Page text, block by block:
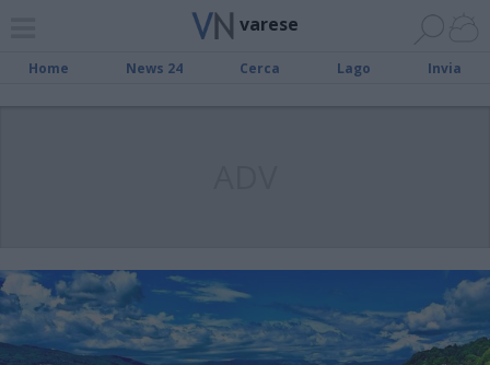
varese
Home News 24 Cerca Lago Invia